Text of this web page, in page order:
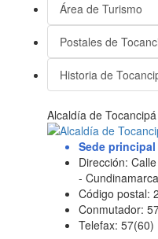
Área de Turismo
Postales de
Historia de
Alcaldía de Tocancipá
Sede principal
Dirección:
-
Código postal:
Conmutador:
Telefax: